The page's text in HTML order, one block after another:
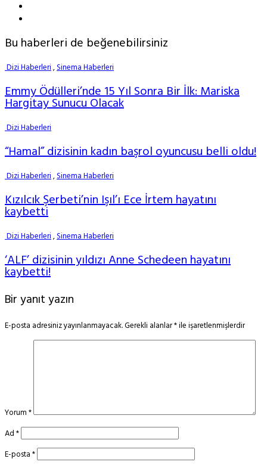
Bu haberleri de beğenebilirsiniz
Dizi Haberleri,Sinema Haberleri
Emmy Ödülleri’nde 15 Yıl Sonra Bir İlk: Mariska
Hargitay Sunucu Olacak
Dizi Haberleri
“Hamal” dizisinin kadın başrol oyuncusu belli oldu!
Dizi Haberleri,Sinema Haberleri
Kızılcık Şerbeti’nin Işıl’ı Ece İrtem hayatını
kaybetti
Dizi Haberleri,Sinema Haberleri
‘ALF’ dizisinin yıldızı Anne Schedeen hayatını
kaybetti!
Bir yanıt yazın
E-posta adresiniz yayınlanmayacak.Gerekli alanlar*ile işaretlenmişlerdir
Yorum*
Ad*
E-posta*